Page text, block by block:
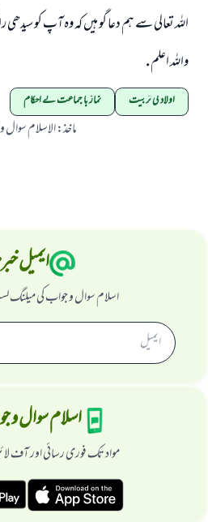
اللہ تعالى سے ہم دعا گو ہيں كہ وہ آپ كو
واللہ اعلم .
اولاد کی تربیت نماز با جماعت کے احکام
ماخذ:الاسلام
ایمیل
اسلام سوال و جواب کی میلنگ
اسلام سوال
مواد تک فوری رسائی اور آف